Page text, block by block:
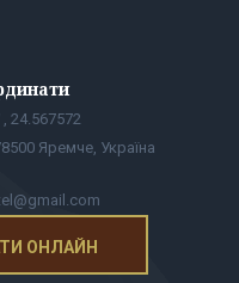
24.567572
Яремче, Україна
ОНЛАЙН